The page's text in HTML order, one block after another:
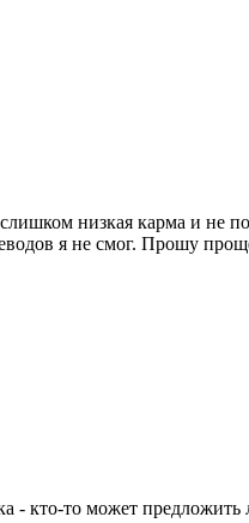
низкая карма и не
я не смог. Прошу
- кто-то может